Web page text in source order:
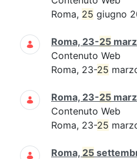
Roma, 25 giugno
Roma, 23-25
Contenuto Web
Roma, 23-25
Roma, 23-25
Contenuto Web
Roma, 23-25
Roma, 25